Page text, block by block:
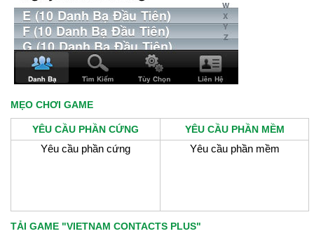
MẸO CHƠI GAME
YÊU CẦU PHẦN CỨNG YÊU CẦU PHẦN MỀM
Yêu cầu phần cứng Yêu cầu phần mềm
TẢI GAME "VIETNAM CONTACTS PLUS"